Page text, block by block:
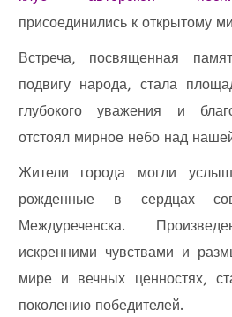
присоединились к открытому
Встреча, посвященная
подвигу народа, стала
глубокого уважения и
отстоял мирное небо над
Жители города могли
рожденные в сердцах
Междуреченска.
искренними чувствами и
мире и вечных ценностях,
поколению победителей.